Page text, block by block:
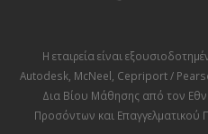
Η εταιρεία είναι
Autodesk, McNeel Cepriport /
Δια Βίου Μάθησης από τον
Προσόντων και